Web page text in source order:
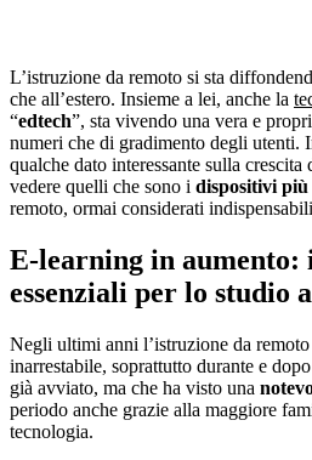
L’istruzione da remoto si sta
che all’estero. Insieme a lei, anche la
“edtech”, sta vivendo una vera e
numeri che di gradimento degli utenti.
qualche dato interessante sulla crescita
vedere quelli che sono i dispositivi
remoto, ormai considerati
E-learning in aumento:
essenziali per lo studio
Negli ultimi anni l’istruzione da
inarrestabile, soprattutto durante e
già avviato, ma che ha visto una
periodo anche grazie alla maggiore
tecnologia.